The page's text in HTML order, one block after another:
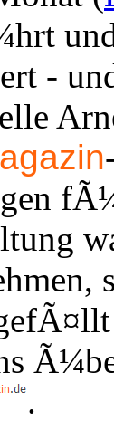
-
.